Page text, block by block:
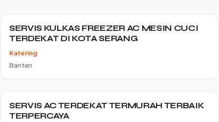
SERVIS KULKAS FREEZER AC MESIN CUCI
TERDEKAT DI KOTA SERANG
Katering
Banten
SERVIS AC TERDEKAT TERMURAH TERBAIK
TERPERCAYA